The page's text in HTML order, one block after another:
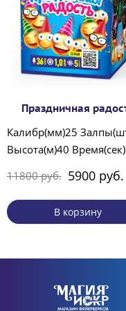
Праздничная
Калибр(мм)25
Высота(м)40
11800 руб. 5900 руб.
В корзину